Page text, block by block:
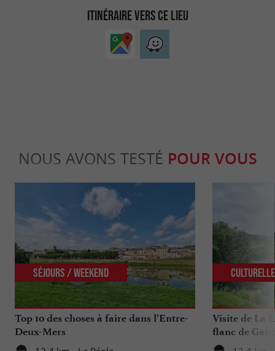
ITINÉRAIRE VERS CE LIEU
NOUS AVONS TESTÉ POUR VOUS
Top 10 des choses à faire dans l’Entre-
Deux-Mers
Séjours / Weekend
Visite de La
flanc de
Culturelle